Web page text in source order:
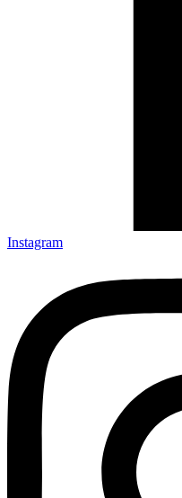
Instagram